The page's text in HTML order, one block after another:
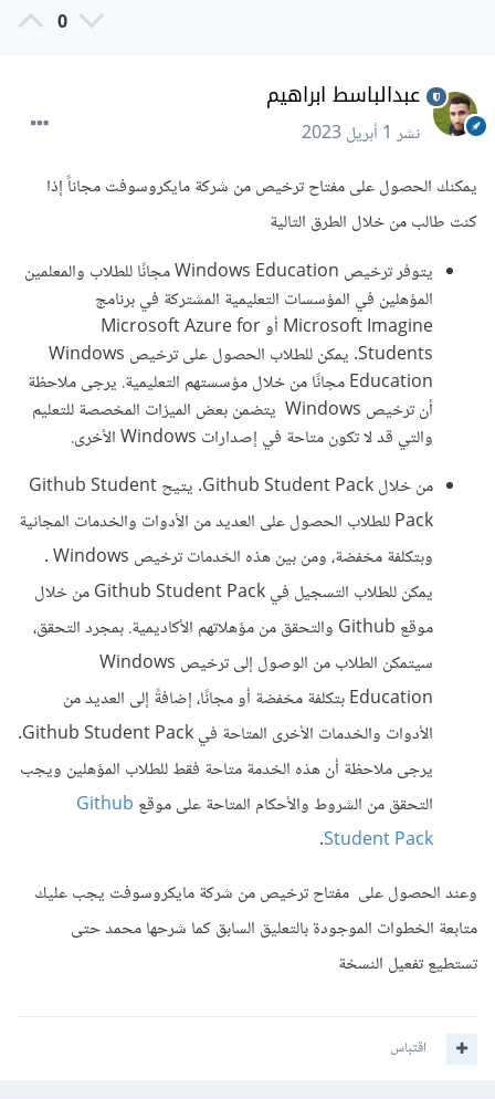
0
عبدالباسط ابراهيم
نشر1 أبريل 2023
يمكنك الحصول على مفتاح ترخيص من شركة مايكروسوفت مجاناً إذا
كنت طالب من خلال الطرق التالية
يتوفر ترخيص Windows Education مجانًا للطلاب والمعلمين
المؤهلين في المؤسسات التعليمية المشتركة في برنامج
Microsoft Imagine أو Microsoft Azure for
Students. يمكن للطلاب الحصول على ترخيص Windows
Education مجانًا من خلال مؤسستهم التعليمية. يرجى ملاحظة
أن ترخيص Windows يتضمن بعض الميزات المخصصة للتعليم
والتي قد لا تكون متاحة في إصدارات Windows الأخرى.
من خلال Github Student Pack. يتيح Github Student
Pack للطلاب الحصول على العديد من الأدوات والخدمات المجانية
وبتكلفة مخفضة، ومن بين هذه الخدمات ترخيص Windows .
يمكن للطلاب التسجيل في Github Student Pack من خلال
موقع Github والتحقق من مؤهلاتهم الأكاديمية. بمجرد التحقق،
سيتمكن الطلاب من الوصول إلى ترخيص Windows
Education بتكلفة مخفضة أو مجانًا، إضافةً إلى العديد من
الأدوات والخدمات الأخرى المتاحة في Github Student Pack.
يرجى ملاحظة أن هذه الخدمة متاحة فقط للطلاب المؤهلين ويجب
التحقق من الشروط والأحكام المتاحة على موقع Github
Student Pack
.
وعند الحصول على مفتاح ترخيص من شركة مايكروسوفت يجب عليك
متابعة الخطوات الموجودة بالتعليق السابق كما شرحها محمد حتى
تستطيع تفعيل النسخة
اقتباس